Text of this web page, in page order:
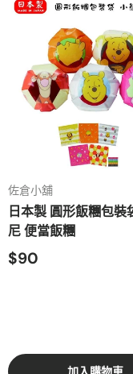
佐倉小舖
日本製 圓形飯糰包裝
尼 便當飯糰
$90